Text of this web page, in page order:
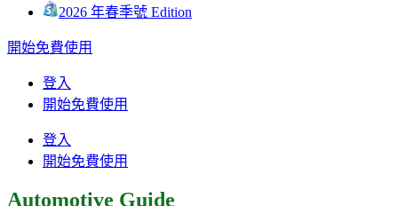
2026 年春季號 Edition
開始免費使用
登入
開始免費使用
登入
開始免費使用
Automotive Guide